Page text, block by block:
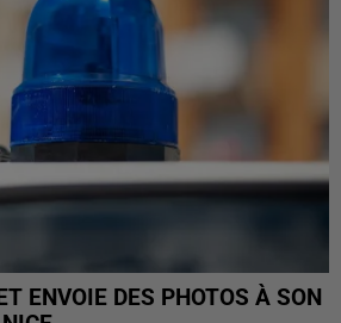
ENVOIE DES PHOTOS À SON